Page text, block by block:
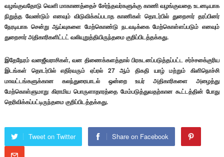
வழங்குவதோடு வெளி மாகாணத்தைச் சேர்ந்தவர்களுக்கு காணி வழங்குவதை உடனடியாக
நிறுத்த வேண்டும் எனவும் விடுவிக்கப்படாத காணிகள் தொடர்பில் துறைசார் தரப்பினர்
நேரடியாக சென்று ஆய்வுகளை மேற்கொண்டு நடவடிக்கை மேற்கொள்ளப்படும் எனவும்
துறைசார் அதிகாரிகளிட்டட் வலியுறுத்தியிருந்தமை குறிப்பிடத்தக்கது.
இதேநேரம் வனஜீவராசிகள், வன திணைக்களத்தால் பிரகடனப்படுத்தப்பட்ட சர்ச்சகை்குரிய
இடங்கள் தொடர்பில் எதிர்வரும் ஏப்ரல் 27 ஆம் திகதி யாழ் மற்றும் கிளிநொச்சி
மாவட்டங்களுக்கான கலந்துரையாடல் ஒன்றை உயர் அதிகாரிகளை அழைத்து
மேற்கொள்ளுமாறு கிராமிய பொருளாதாரத்தை மேம்படுத்துவதற்கான கூட்டத்தின் போது
தெரிவிக்கப்பட்டிருந்தமை குறிப்பிடத்தக்கது.
Tweet on Twitter Share on Facebook